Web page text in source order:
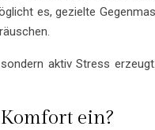
es, gezielte
aktiv Stress
ein?